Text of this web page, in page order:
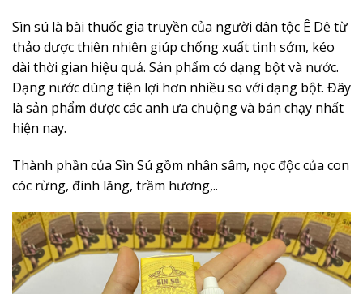
Sìn sú là bài thuốc gia truyền của người dân tộc Ê Dê từ
thảo dược thiên nhiên giúp chống xuất tinh sớm, kéo
dài thời gian hiệu quả. Sản phẩm có dạng bột và nước.
Dạng nước dùng tiện lợi hơn nhiều so với dạng bột. Đây
là sản phẩm được các anh ưa chuộng và bán chạy nhất
hiện nay.
Thành phần của Sìn Sú gồm nhân sâm, nọc độc của con
cóc rừng, đinh lăng, trầm hương,..